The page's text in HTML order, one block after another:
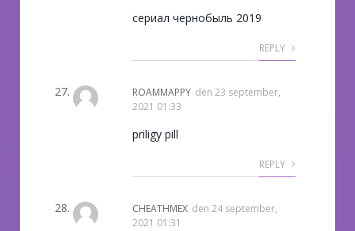
сериал чернобыль 2019
REPLY
ROAMMAPPY den 23 september,
2021 01:33
priligy pill
REPLY
CHEATHMEX den 24 september,
2021 01:31